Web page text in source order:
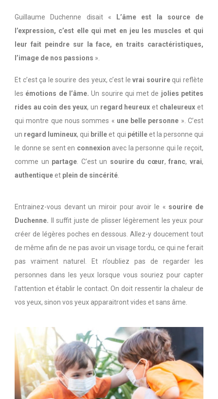
Guillaume Duchenne disait «
L’âme est la source de
l’expression, c’est elle qui met en jeu les muscles et qui
leur fait peindre sur la face, en traits caractéristiques,
l’image de nos passions ».
Et c’est ça le sourire des yeux, c’est levrai sourire qui reflète
les émotions de l’âme. Un sourire qui met de jolies petites
rides au coin des yeux, un regard heureux et chaleureuxet
qui montre que nous sommes « une belle personne ». C’est
un regard lumineux, qui brilleet qui pétilleet la personne qui
le donne se sent en connexion avec la personne qui le reçoit,
comme un partage . C’est un sourire du cœur,franc,vrai,
authentiqueet plein de sincérité
Entrainez-vous devant un miroir pour avoir le « sourire de
Duchenne. Il suffit juste de plisser légèrement les yeux pour
créer de légères poches en dessous. Allez-y doucement tout
de même afin de ne pas avoir un visage tordu, ce qui ne ferait
pas vraiment naturel. Et n’oubliez pas de regarder les
personnes dans les yeux lorsque vous souriez pour capter
l’attention et établir le contact. On doit ressentir la chaleur de
vos yeux, sinon vos yeux apparaitront vides et sans âme.